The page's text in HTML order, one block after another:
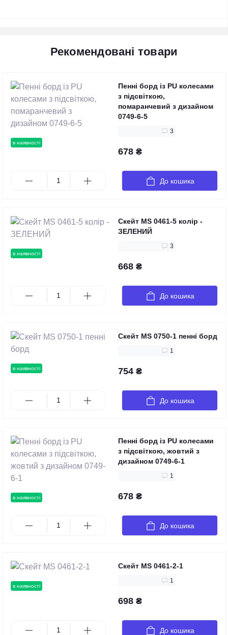
Рекомендовані товари
в наявності
Пенні борд із PU колесами
з підсвіткою,
помаранчевий з дизайном
0749-6-5
3
678 ₴
До кошика
в наявності
Скейт MS 0461-5 колір -
ЗЕЛЕНИЙ
3
668 ₴
До кошика
в наявності
Скейт MS 0750-1 пенні борд
1
754 ₴
До кошика
в наявності
Пенні борд із PU колесами
з підсвіткою, жовтий з
дизайном 0749-6-1
1
678 ₴
До кошика
в наявності
Скейт MS 0461-2-1
1
698 ₴
До кошика